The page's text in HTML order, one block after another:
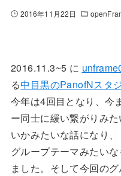
2016年11月22日
2016.11.3~5 に
る中目黒のPanofNスタ
今年は4回目となり、今
ー同士に緩い繋がりみ
いかみたいな話になり、
グループテーマみたい
ました。そして今回の